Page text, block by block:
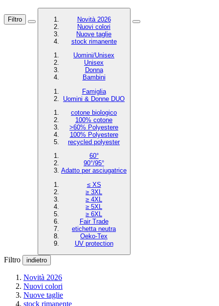
Filtro
Novità 2026
Nuovi colori
Nuove taglie
stock rimanente
Uomini/Unisex
Unisex
Donna
Bambini
Famiglia
Uomini & Donne DUO
cotone biologico
100% cotone
>60% Polyestere
100% Polyestere
recycled polyester
60°
90°/95°
Adatto per asciugatrice
≤ XS
≥ 3XL
≥ 4XL
≥ 5XL
≥ 6XL
Fair Trade
etichetta neutra
Oeko-Tex
UV protection
Filtro indietro
Novità 2026
Nuovi colori
Nuove taglie
stock rimanente